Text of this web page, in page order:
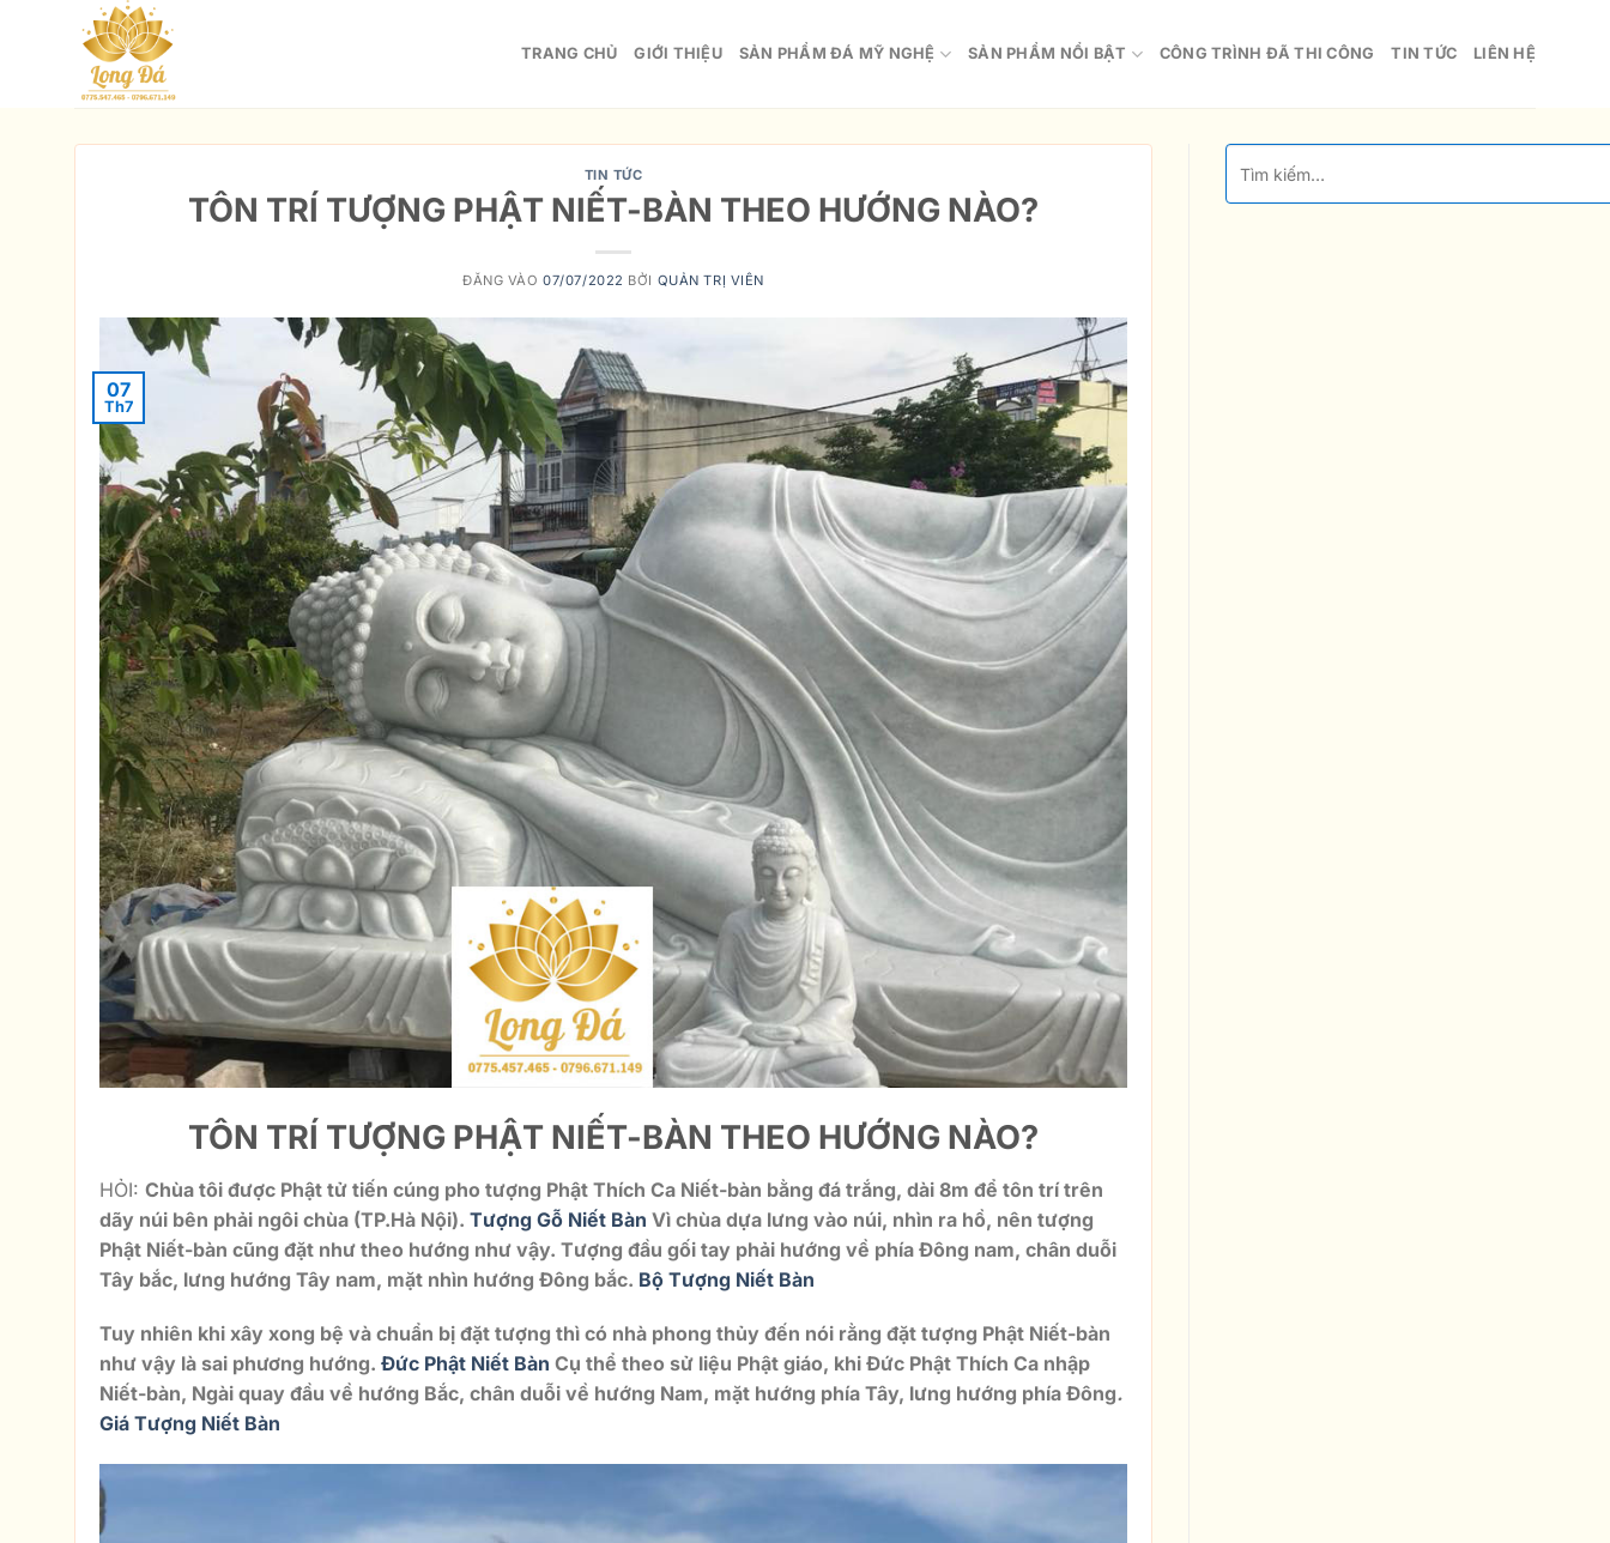
TRANG CHỦ GIỚI THIỆU SẢN PHẨM ĐÁ MỸ NGHỆ SẢN PHẨM NỔI BẬT CÔNG TRÌNH ĐÃ THI CÔNG TIN TỨC LIÊN HỆ
TIN TỨC
TÔN TRÍ TƯỢNG PHẬT NIẾT-BÀN THEO HƯỚNG NÀO?
ĐĂNG VÀO07/07/2022 BỞI QUẢN TRỊ VIÊN
07
Th7
TÔN TRÍ TƯỢNG PHẬT NIẾT-BÀN THEO HƯỚNG NÀO?
HỎI: Chùa tôi được Phật tử tiến cúng pho tượng Phật Thích Ca Niết-bàn bằng đá trắng, dài 8m để tôn trí trên
dãy núi bên phải ngôi chùa (TP.Hà Nội). Tượng Gỗ Niết Bàn Vì chùa dựa lưng vào núi, nhìn ra hồ, nên tượng
Phật Niết-bàn cũng đặt như theo hướng như vậy. Tượng đầu gối tay phải hướng về phía Đông nam, chân duỗi
Tây bắc, lưng hướng Tây nam, mặt nhìn hướng Đông bắc. Bộ Tượng Niết Bàn
Tuy nhiên khi xây xong bệ và chuẩn bị đặt tượng thì có nhà phong thủy đến nói rằng đặt tượng Phật Niết-bàn
như vậy là sai phương hướng. Đức Phật Niết Bàn Cụ thể theo sử liệu Phật giáo, khi Đức Phật Thích Ca nhập
Niết-bàn, Ngài quay đầu về hướng Bắc, chân duỗi về hướng Nam, mặt hướng phía Tây, lưng hướng phía Đông.
Giá Tượng Niết Bàn